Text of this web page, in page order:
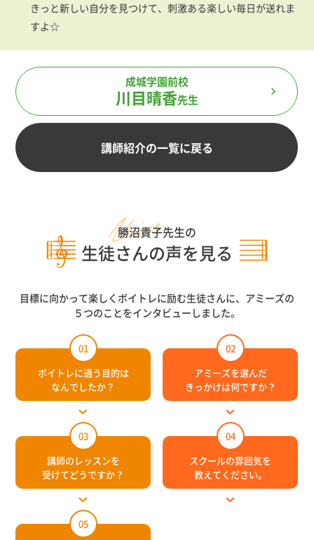
きっと新しい自分を見つけて、刺激ある楽しい毎日が送れま
すよ☆
講師紹介の一覧に戻る
成城学園前校
川目晴香先生
勝沼貴子先生の
生徒さんの声を見る
目標に向かって楽しくボイトレに励む生徒さんに、アミーズの
５つのことをインタビューしました。
01
ボイトレに通う目的は
なんでしたか？
02
アミーズを選んだ
きっかけは何ですか？
03
講師のレッスンを
受けてどうですか？
04
スクールの雰囲気を
教えてください。
05